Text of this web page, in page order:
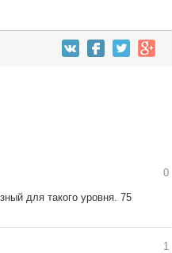
0
для такого уровня. 75
1